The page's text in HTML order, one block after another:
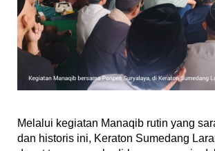
‎Melalui kegiatan Manaqib rutin yang
dan historis ini, Keraton Sumedang